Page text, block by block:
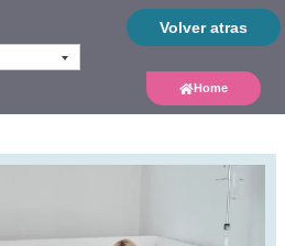
Volver atras
Home